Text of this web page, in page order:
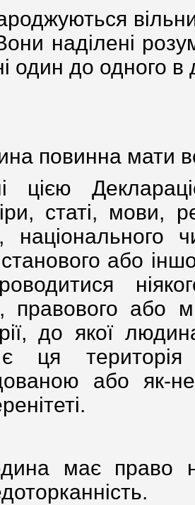
наділені
один до одного в
повинна мати
цією
статі, мови,
національного
або
правового або
до якої
ця територія
або як-
має право